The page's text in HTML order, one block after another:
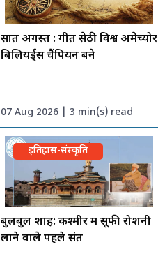
सात अगस्त : गीत सेठी विश्व अमेच्योर
बिलियर्ड्स चैंपियन बने
07 Aug 2026 | 3 min(s) read
इतिहास-संस्कृति
बुलबुल शाह: कश्मीर में सूफी रोशनी
लाने वाले पहले संत